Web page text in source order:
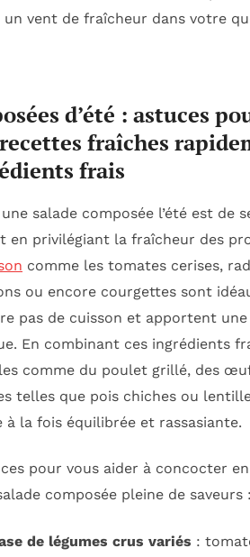
vent de fraîcheur dans votre
d’été : astuces
fraîches
frais
salade composée l’été est de
en privilégiant la fraîcheur des
comme les tomates cerises,
ou encore courgettes sont
pas de cuisson et apportent
En combinant ces ingrédients
comme du poulet grillé, des
telles que pois chiches ou
à la fois équilibrée et rassasiante.
pour vous aider à concocter
composée pleine de saveurs
de légumes crus variés :